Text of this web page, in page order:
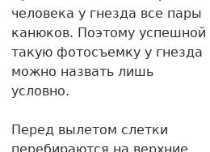
человека у гнезда все пары
канюков. Поэтому успешной
такую фотосъемку у гнезда
можно назвать лишь
условно.
Перед вылетом слетки